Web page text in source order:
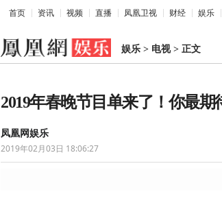
首页 资讯 视频 直播 凤凰卫视 财经 娱乐
娱乐 > 电视> 正文
2019年春晚节目单来了！你最期
凤凰网娱乐
2019年02月03日 18:06:27